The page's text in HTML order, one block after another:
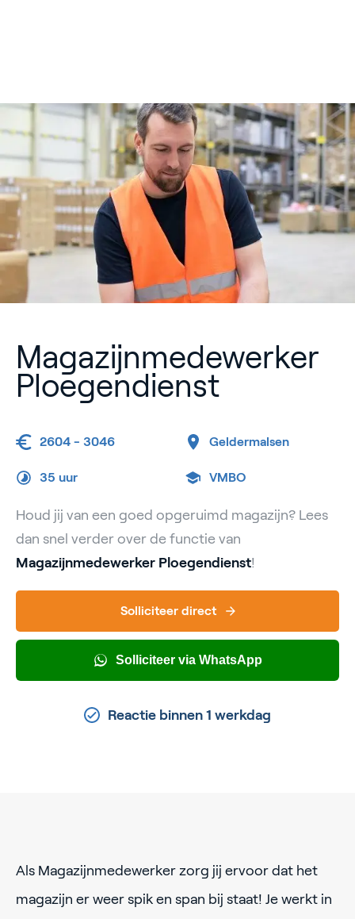
Magazijnmedewerker
Ploegendienst
2604 - 3046 Geldermalsen
35 uur VMBO
Houd jij van een goed opgeruimd magazijn? Lees
dan snel verder over de functie van
Magazijnmedewerker Ploegendienst!
Solliciteer direct
Solliciteer via WhatsApp
Reactie binnen 1 werkdag
Als Magazijnmedewerker zorg jij ervoor dat het
magazijn er weer spik en span bij staat! Je werkt in